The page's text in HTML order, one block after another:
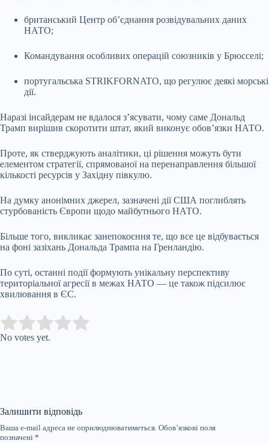
британський Центр об’єднання розвідувальних даних
НАТО;
Командування особливих операцій союзників у Брюсселі;
португальська STRIKFORNATO, що регулює деякі морські
дії.
Наразі інсайдерам не вдалося з’ясувати, чому саме Дональд
Трамп вирішив скоротити штат, який виконує обов’язки НАТО.
Проте, як стверджують аналітики, ці рішення можуть бути
елементом стратегії, спрямованої на перенаправлення більшої
кількості ресурсів у Західну півкулю.
На думку анонімних джерел, зазначені дії США поглиблять
стурбованість Європи щодо майбутнього НАТО.
Більше того, викликає занепокоєння те, що все це відбувається
на фоні зазіхань Дональда Трампа на Гренландію.
По суті, останні події формують унікальну перспективу
територіальної агресії в межах НАТО — це також підсилює
хвилювання в ЄС.
Rate this item:
No votes yet.
Залишити відповідь
Ваша e-mail адреса не оприлюднюватиметься. Обов’язкові поля
позначені *